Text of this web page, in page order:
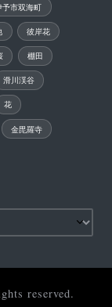
予市双海町
彼岸花
棚田
滑川渓谷
花
金毘羅寺
reserved.